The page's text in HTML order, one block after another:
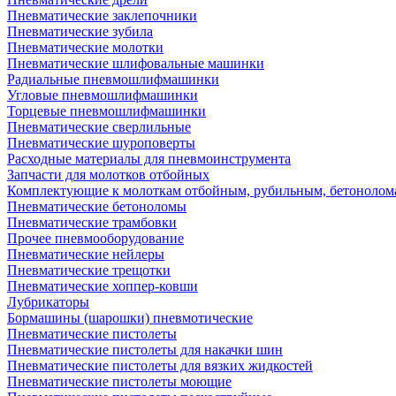
Пневматические заклепочники
Пневматические зубила
Пневматические молотки
Пневматические шлифовальные машинки
Радиальные пневмошлифмашинки
Угловые пневмошлифмашинки
Торцевые пневмошлифмашинки
Пневматические сверлильные
Пневматические шуроповерты
Расходные материалы для пневмоинструмента
Запчасти для молотков отбойных
Комплектующие к молоткам отбойным, рубильным,
Пневматические бетоноломы
Пневматические трамбовки
Прочее пневмооборудование
Пневматические нейлеры
Пневматические трещотки
Пневматические хоппер-ковши
Лубрикаторы
Бормашины (шарошки) пневмотические
Пневматические пистолеты
Пневматические пистолеты для накачки шин
Пневматические пистолеты для вязких жидкостей
Пневматические пистолеты моющие